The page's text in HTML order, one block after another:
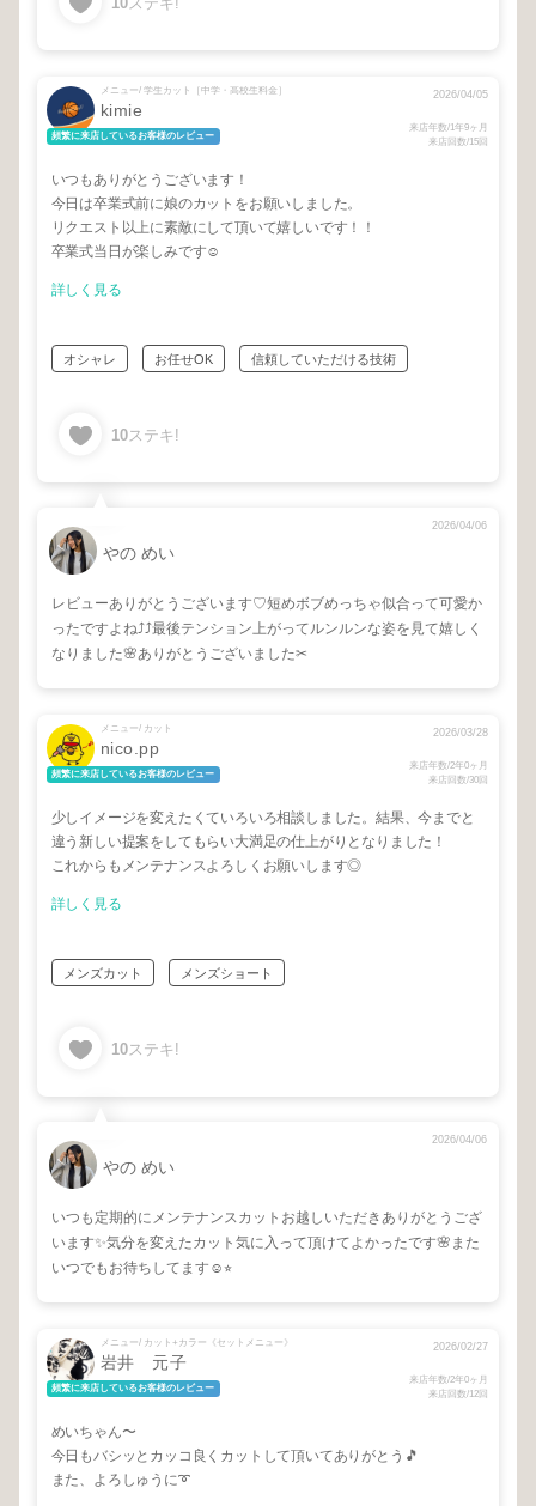
メニュー/ 学生カット［中学・高校生料金］
kimie
頻繁に来店しているお客様のレビュー
2026/04/05
来店年数/1年9ヶ月
来店回数/15回
いつもありがとうございます！
今日は卒業式前に娘のカットをお願いしました。
リクエスト以上に素敵にして頂いて嬉しいです！！
卒業式当日が楽しみです☺️
詳しく見る
オシャレ お任せOK 信頼していただける技術
10ステキ!
やの めい
2026/04/06
レビューありがとうございます♡短めボブめっちゃ似合って可愛か
ったですよね⤴︎⤴︎最後テンション上がってルンルンな姿を見て嬉しく
なりました🌸ありがとうございました✂︎
メニュー/ カット
nico.pp
頻繁に来店しているお客様のレビュー
2026/03/28
来店年数/2年0ヶ月
来店回数/30回
少しイメージを変えたくていろいろ相談しました。結果、今までと
違う新しい提案をしてもらい大満足の仕上がりとなりました！
これからもメンテナンスよろしくお願いします◎
詳しく見る
メンズカット メンズショート
10ステキ!
やの めい
2026/04/06
いつも定期的にメンテナンスカットお越しいただきありがとうござ
います✨気分を変えたカット気に入って頂けてよかったです🌸また
いつでもお待ちしてます☺︎⭐︎
メニュー/ カット+カラー《セットメニュー》
岩井 元子
頻繁に来店しているお客様のレビュー
2026/02/27
来店年数/2年0ヶ月
来店回数/12回
めいちゃん〜
今日もバシッとカッコ良くカットして頂いてありがとう🎵
また、よろしゅうに➰